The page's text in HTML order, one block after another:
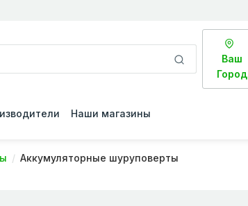
Ваш
Город
Наши магазины
Аккумуляторные шуруповерты